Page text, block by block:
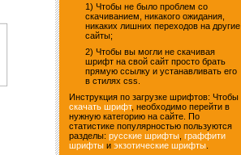
1) Чтобы не было проблем со
скачиванием, никакого ожидания,
никаких лишних переходов на другие
сайты;
2) Чтобы вы могли не скачивая
шрифт на свой сайт просто брать
прямую ссылку и устанавливать его
в стилях css.
Инструкция по загрузке шрифтов: Чтобы
скачать шрифт, необходимо перейти в
нужную категорию на сайте. По
статистике популярностью пользуются
разделы: русские шрифты, граффити
шрифтыи экзотические шрифты.